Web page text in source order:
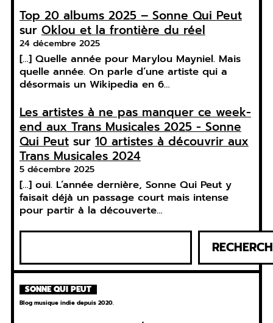
Top 20 albums 2025 – Sonne Qui Peut
surOklou et la frontière du réel
24 décembre 2025
[…] Quelle année pour Marylou Mayniel. Mais
quelle année. On parle d’une artiste qui a
désormais un Wikipedia en 6…
Les artistes à ne pas manquer ce week-
end aux Trans Musicales 2025 - Sonne
Qui Peutsur 10 artistes à découvrir aux
Trans Musicales 2024
5 décembre 2025
[…] oui. L’année dernière, Sonne Qui Peut y
faisait déjà un passage court mais intense
pour partir à la découverte…
R
c
h
e
r
SONNE QUI PEUT
Blog musique indie depuis 2020.